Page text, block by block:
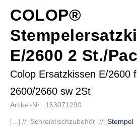
COLOP®
E/2600 2 St./
Colop Ersatzkissen E/2600
2600/2660 sw 2St
Artikel-Nr.: 163071290
[...] // Schreibtischzubehör // Stempel